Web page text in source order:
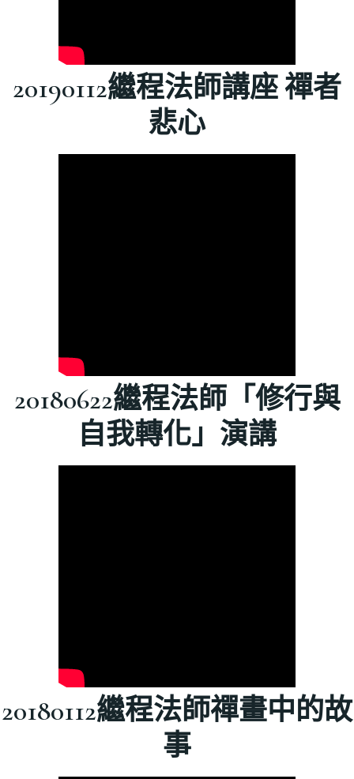
20190112繼程法師講座 禪者
悲心
20180622繼程法師「修行與
自我轉化」演講
20180112繼程法師禪畫中的故
事